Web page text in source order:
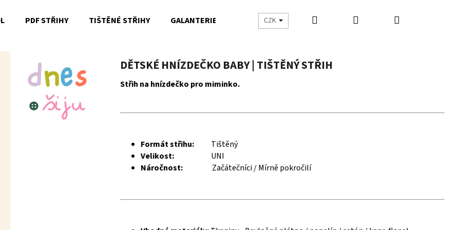
PDF STŘIHY TIŠTĚNÉ STŘIHY GALANTERIE ŠIJEME S DNES ŠIJU
CZK Hledat PřihlášeníNákupní
DĚTSKÉ HNÍZDEČKO BABY | TIŠTĚNÝ STŘIH
Střih na hnízdečko pro miminko.
Formát střihu: Tištěný
Velikost: UNI
Náročnost: Začátečníci / Mírně pokročilí
Co potřebujete najít?